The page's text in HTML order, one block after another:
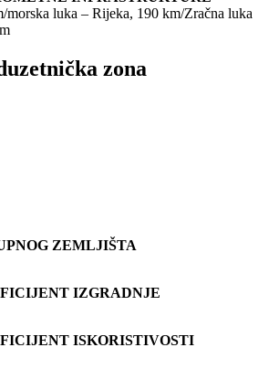
morska luka – Rijeka, 190 km/Zračna luka
zona
ZEMLJIŠTA
IZGRADNJE
ISKORISTIVOSTI